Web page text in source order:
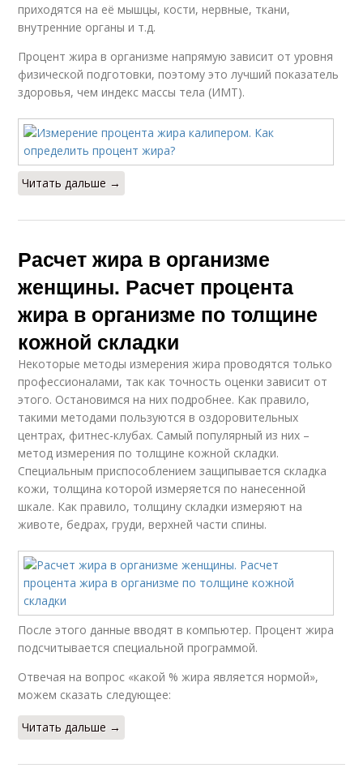
приходятся на её мышцы, кости, нервные, ткани,
внутренние органы и т.д.
Процент жира в организме напрямую зависит от уровня
физической подготовки, поэтому это лучший показатель
здоровья, чем индекс массы тела (ИМТ).
Читать дальше →
Расчет жира в организме
женщины. Расчет процента
жира в организме по толщине
кожной складки
Некоторые методы измерения жира проводятся только
профессионалами, так как точность оценки зависит от
этого. Остановимся на них подробнее. Как правило,
такими методами пользуются в оздоровительных
центрах, фитнес-клубах. Самый популярный из них –
метод измерения по толщине кожной складки.
Специальным приспособлением защипывается складка
кожи, толщина которой измеряется по нанесенной
шкале. Как правило, толщину складки измеряют на
животе, бедрах, груди, верхней части спины.
После этого данные вводят в компьютер. Процент жира
подсчитывается специальной программой.
Отвечая на вопрос «какой % жира является нормой»,
можем сказать следующее:
Читать дальше →